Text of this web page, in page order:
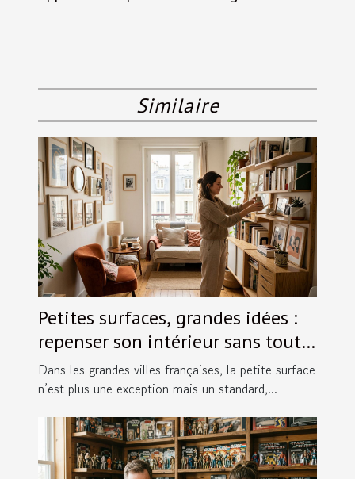
Similaire
Petites surfaces, grandes idées :
repenser son intérieur sans tout
bouleverser
Dans les grandes villes françaises, la petite surface
n’est plus une exception mais un standard,...